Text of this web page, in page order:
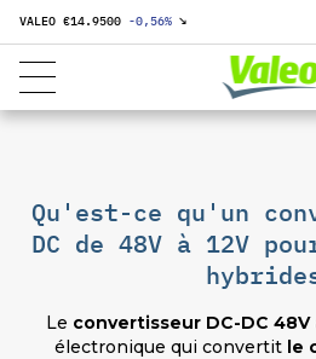
VALEO €14.9500 -0,56% ↘
Qu'est-ce qu'un
DC de 48V à 12V
Le convertisseur DC-DC 48V
électronique qui convertit le